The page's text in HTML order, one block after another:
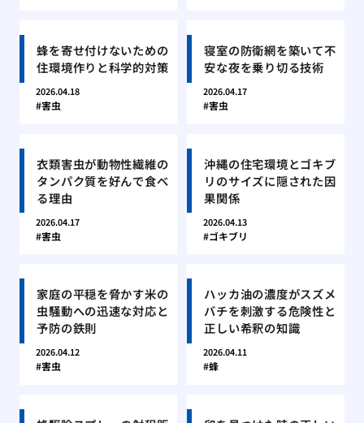
蜂を寄せ付けないための
住環境作りと科学的対策
2026.04.18
害虫
寝室の防衛網を築いて不
安な夜を乗り切る技術
2026.04.17
害虫
衣類害虫が動物性繊維の
タンパク質を好んで食べ
る理由
2026.04.17
害虫
沖縄の住宅環境とゴキブ
リのサイズに隠された因
果関係
2026.04.13
ゴキブリ
家庭の平穏を脅かす米の
虫騒動への迅速な対応と
予防の鉄則
2026.04.12
害虫
ハッカ油の濃度がスズメ
バチを刺激する危険性と
正しい希釈の知識
2026.04.11
蜂